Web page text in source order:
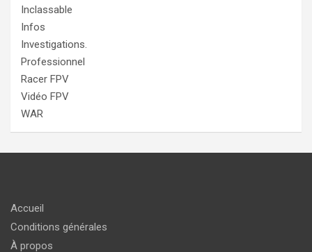
Inclassable
Infos
Investigations.
Professionnel
Racer FPV
Vidéo FPV
WAR
Accueil
Conditions générales
À propos